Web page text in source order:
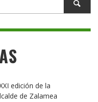
edición de la
de Zalamea